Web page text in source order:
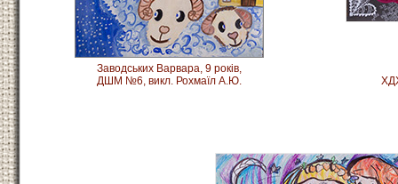
Заводських Варвара, 9 років,
ДШМ №6, викл. Рохмаїл А.Ю.